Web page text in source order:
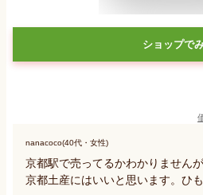
ショップで
nanacoco(40代・女性)
京都駅で売ってるかわかりません
京都土産にはいいと思います。ひ